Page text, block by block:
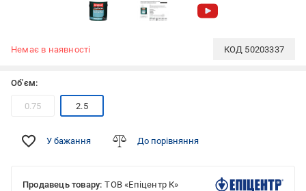
Немає в наявності КОД 50203337
Об'єм:
0.75 2.5
У бажання До порівняння
Продавець товару: ТОВ «Епіцентр К»